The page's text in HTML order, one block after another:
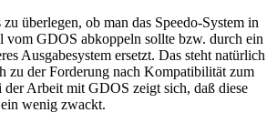
überlegen, ob man das Speedo-System in
vom GDOS abkoppeln sollte bzw. durch ein
Ausgabesystem ersetzt. Das steht natürlich
zu der Forderung nach Kompatibilität zum
der Arbeit mit GDOS zeigt sich, daß diese
wenig zwackt.